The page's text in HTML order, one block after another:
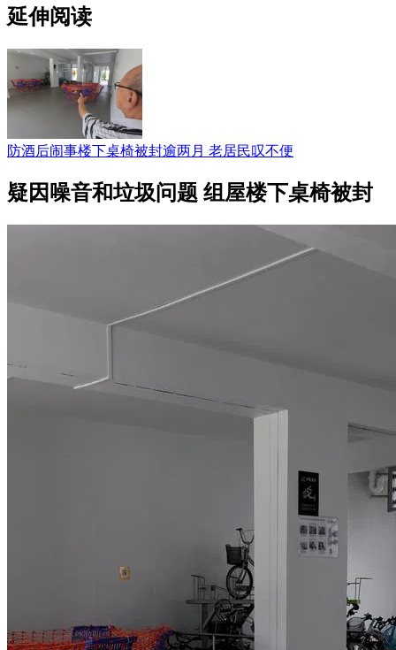
延伸阅读
防酒后闹事楼下桌椅被封逾两月 老居民叹不便
疑因噪音和垃圾问题 组屋楼下桌椅被封